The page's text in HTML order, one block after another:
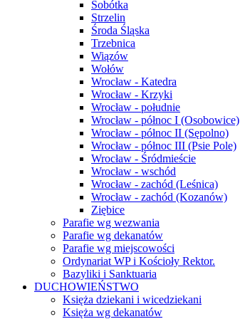
Sobótka
Strzelin
Środa Śląska
Trzebnica
Wiązów
Wołów
Wrocław - Katedra
Wrocław - Krzyki
Wrocław - południe
Wrocław - północ I (Osobowice)
Wrocław - północ II (Sępolno)
Wrocław - północ III (Psie Pole)
Wrocław - Śródmieście
Wrocław - wschód
Wrocław - zachód (Leśnica)
Wrocław - zachód (Kozanów)
Ziębice
Parafie wg wezwania
Parafie wg dekanatów
Parafie wg miejscowości
Ordynariat WP i Kościoły Rektor.
Bazyliki i Sanktuaria
DUCHOWIEŃSTWO
Księża dziekani i wicedziekani
Księża wg dekanatów